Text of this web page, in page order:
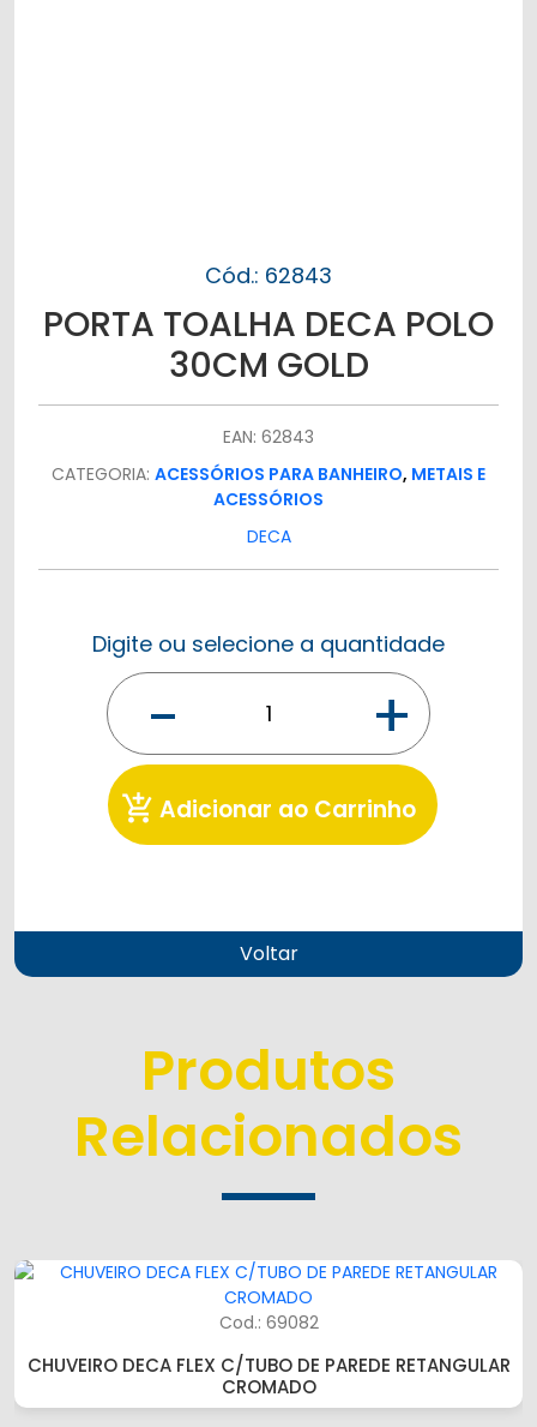
Cód.: 62843
PORTA TOALHA DECA POLO
30CM GOLD
EAN: 62843
CATEGORIA: ACESSÓRIOS PARA BANHEIRO, METAIS E
ACESSÓRIOS
DECA
Digite ou selecione a quantidade
- +
add_shopping_cart Adicionar ao Carrinho
Voltar
Produtos
Relacionados
Cod.: 69082
CHUVEIRO DECA FLEX C/TUBO DE PAREDE RETANGULAR
CROMADO